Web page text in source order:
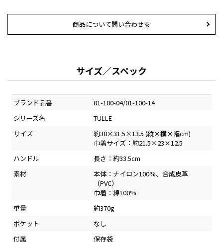
商品について問い合わせる
サイズ／スペック
ブランド品番
01-100-04/01-100-14
シリーズ名
TULLE
サイズ
約30×31.5×13.5 (縦×横×幅cm)
巾着サイズ：約21.5×23×12.5
ハンドル
長さ：約33.5cm
素材
本体：ナイロン100%、合成皮革
（PVC）
巾着：綿100%
重量
約370g
ポケット
なし
付属
保存袋